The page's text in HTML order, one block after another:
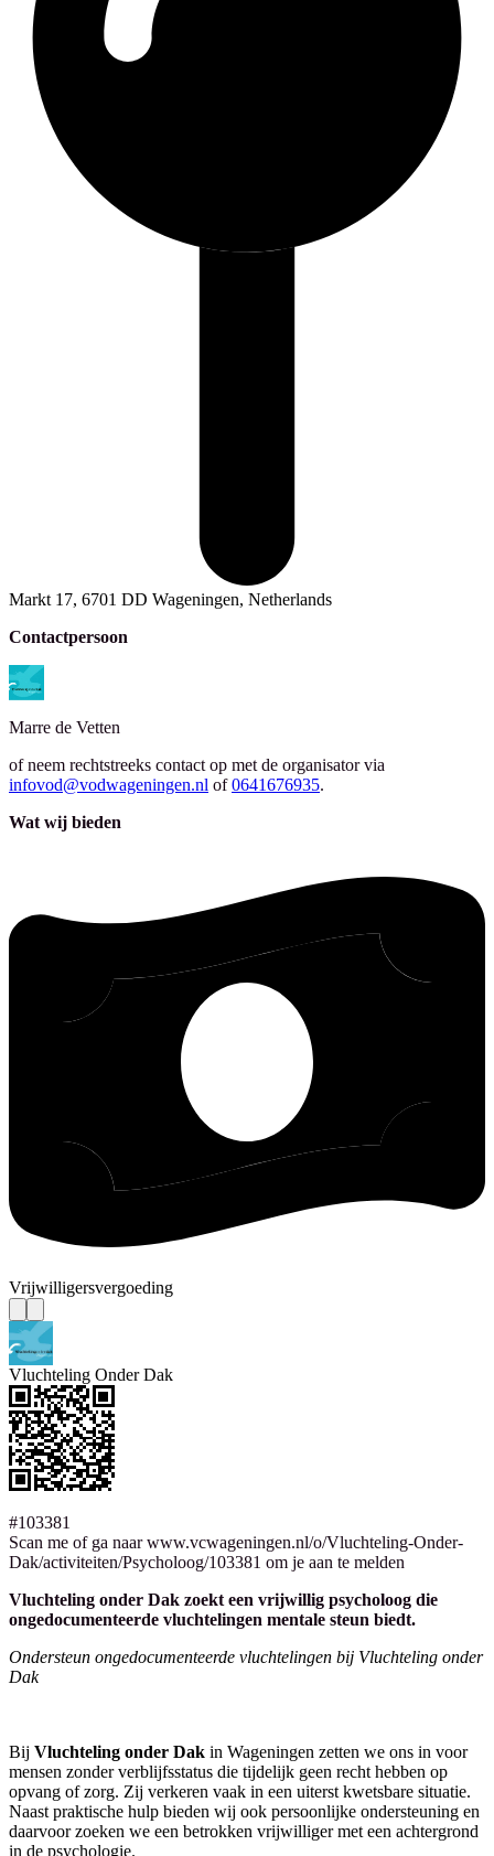
Markt 17, 6701 DD Wageningen, Netherlands
Contactpersoon
Marre de Vetten
of neem rechtstreeks contact op met de organisator via
infovod@vodwageningen.nl of 0641676935.
Wat wij bieden
Vrijwilligersvergoeding
Vluchteling Onder Dak
#103381
Scan me of ga naar www.vcwageningen.nl/o/Vluchteling-Onder-
Dak/activiteiten/Psycholoog/103381 om je aan te melden
Vluchteling onder Dak zoekt een vrijwillig psycholoog die
ongedocumenteerde vluchtelingen mentale steun biedt.
Ondersteun ongedocumenteerde vluchtelingen bij Vluchteling onder
Dak
Bij Vluchteling onder Dak in Wageningen zetten we ons in voor
mensen zonder verblijfsstatus die tijdelijk geen recht hebben op
opvang of zorg. Zij verkeren vaak in een uiterst kwetsbare situatie.
Naast praktische hulp bieden wij ook persoonlijke ondersteuning en
daarvoor zoeken we een betrokken vrijwilliger met een achtergrond
in de psychologie.